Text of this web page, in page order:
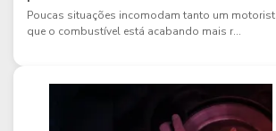
Poucas situações incomodam tanto um
que o combustível está acabando mais r...